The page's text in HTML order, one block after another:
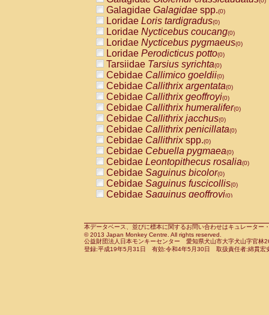
AtelidaeAtelesspp.(0)
Atelidae Lagothrix lagothricha
AtelidaeLagothrix lagothricha cana
PitheciidaeCacajao calvus
PitheciidaeCallicebus cupreus
PitheciidaeCallicebus donacophilus
PitheciidaeCallicebus moloch
PitheciidaeCallicebus torquatus
PitheciidaeCallicebusspp.(0)
PitheciidaeChiropotes satanas(0)
PitheciidaePithecia monachus
PitheciidaePithecia pithecia(0)
CercopithecidaeCercocebus agilis
CercopithecidaeCercocebus
CercopithecidaeCercocebus
CercopithecidaeCercocebus
CercopithecidaeCercocebus
CercopithecidaeCercocebushybrid
CercopithecidaePapio anubis(0)
CercopithecidaePapio cynocephalus
CercopithecidaePapio hamadryas(0)
Galagidae Galagidae spp.(0)
Loridae Loris tardigradus(0)
Loridae Nycticebus coucang(0)
Loridae Nycticebus pygmaeus(0)
Loridae Perodicticus potto(0)
Tarsiidae Tarsius syrichta(0)
Cebidae Callimico goeldii(0)
Cebidae Callithrix argentata(0)
Cebidae Callithrix geoffroyi(0)
Cebidae Callithrix humeralifer(0)
Cebidae Callithrix jacchus(0)
Cebidae Callithrix penicillata(0)
Cebidae Callithrixspp.(0)
Cebidae Cebuella pygmaea(0)
Cebidae Leontopithecus rosalia(0)
Cebidae Saguinus bicolor(0)
Cebidae Saguinus fuscicollis(0)
Cebidae Saguinus geoffroyi(0)
CebidaeSaguinus leucopus(0)
CebidaeSaguinus midas(0)
Cebidae Saguinus mystax(0)
本データベース、並びに標本に関するお問い合わせはキュレータ
© 2013 Japan Monkey Centre. All rights reserved.
公益財団法人日本モンキーセンター 愛知県犬山市大字犬山字官
登録:平成19年5月31日 有効:令和4年5月30日 取扱責任者:綿貫宏